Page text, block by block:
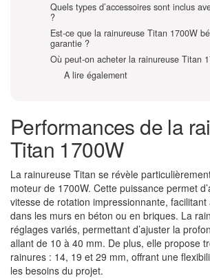
Quels types d’accessoires sont inclus
?
Est-ce que la rainureuse Titan 1700W
garantie ?
Où peut-on acheter la rainureuse Titan
A lire également
Performances de la
Titan 1700W
La rainureuse Titan se révèle
moteur de 1700W. Cette puissance permet
vitesse de rotation impressionnante,
dans les murs en béton ou en briques. La
réglages variés, permettant d’ajuster la
allant de 10 à 40 mm. De plus, elle propose
rainures : 14, 19 et 29 mm, offrant une
les besoins du projet.